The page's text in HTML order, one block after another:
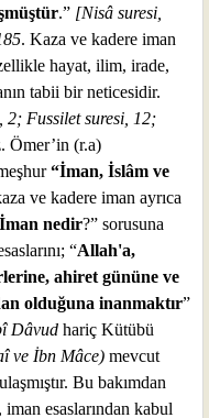
.” [Nisâ suresi,
. Kaza ve kadere iman
hayat, ilim, irade,
tabii bir neticesidir.
2; Fussilet suresi, 12;
Ömer’in (r.a)
“İman, İslâm ve
ve kadere iman ayrıca
İman nedir?” sorusuna
“Allah'a,
ahiret gününe ve
olduğuna inanmaktır”
Dâvud hariç Kütübü
ve İbn Mâce) mevcut
Bu bakımdan
esaslarından kabul